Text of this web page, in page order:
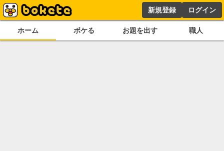
新規登録 ログイン
ホーム ボケる お題を出す 職人